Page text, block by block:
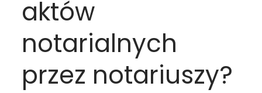
aktów
notarialnych
przez notariuszy?